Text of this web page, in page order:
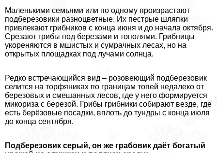
Маленькими семьями или по одному произрастают
подберезовики разноцветные. Их пестрые шляпки
привлекают грибников с конца июня и до начала октября.
Срезают грибы под березами и тополями. Грибницы
укореняются в мшистых и сумрачных лесах, но на
открытых площадках под лучами солнца.
Редко встречающийся вид – розовеющий подберезовик
селится на торфяниках по границам топей недалеко от
березовых и смешанных лесов, где у него формируется
микориза с березой. Грибы грибники собирают везде, где
есть берёзовые посадки, вплоть до тундры с конца июля
до конца сентября.
Подберезовик серый, он же грабовик даёт богатый